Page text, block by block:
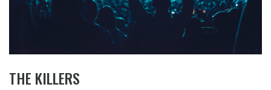
THE KILLERS